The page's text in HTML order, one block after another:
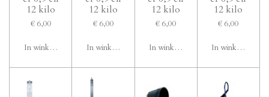
12 kilo
€ 6,00
In winkelwagen
12 kilo
€ 6,00
In winkelwagen
12 kilo
€ 6,00
In winkelwagen
12 kilo
€ 6,00
In winkelwagen